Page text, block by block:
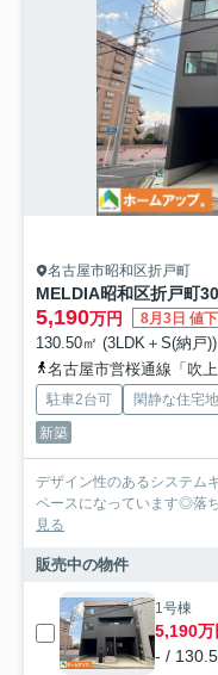
名古屋市昭和区折戸町
5,190万円 8月3日 値
130.50㎡ (3LDK＋S(納戸
名古屋市営桜通線「吹
駐車2台可 閑静な住宅地
新築
デザイン性のあるシステム
ペースになっています◎落
見る
販売中の物件
1号棟
5,190万
- /